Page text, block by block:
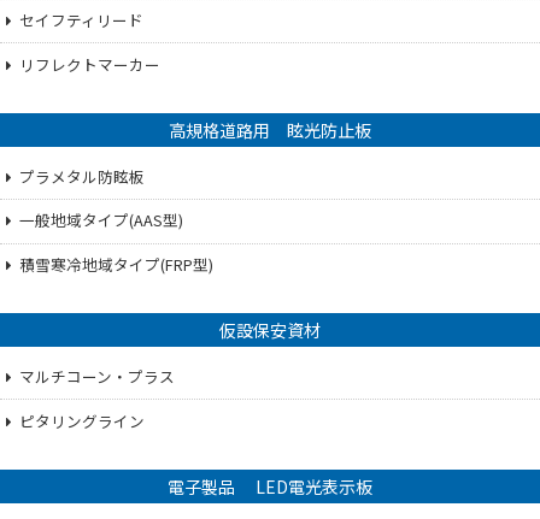
セイフティリード
リフレクトマーカー
高規格道路用 眩光防止板
プラメタル防眩板
一般地域タイプ(AAS型)
積雪寒冷地域タイプ(FRP型)
仮設保安資材
マルチコーン・プラス
ピタリングライン
電子製品 LED電光表示板